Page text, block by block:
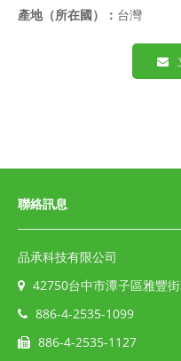
產地（所在國）： 台灣
聯絡訊息
品承科技有限公司
42750台中市潭子區雅豐
886-4-2535-1099
886-4-2535-1127